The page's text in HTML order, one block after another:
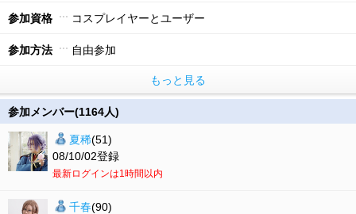
参加資格 コスプレイヤーとユーザー
参加方法 自由参加
もっと見る
参加メンバー(1164人)
夏稀(51)
08/10/02登録
最新ログインは1時間以内
千春(90)